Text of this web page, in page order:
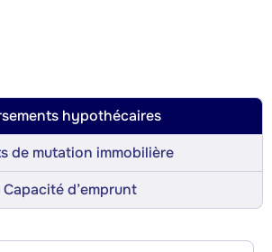
hypothécaires
de mutation immobilière
Capacité d’emprunt